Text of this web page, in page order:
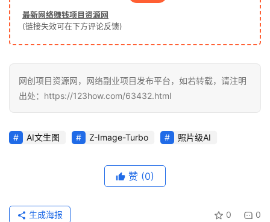
最新网络赚钱项目资源网
(链接失效可在下方评论反馈)
网创项目资源网，网络副业项目发布平台，如若转载，请注明
出处：https://123how.com/63432.html
AI文生图 Z-Image-Turbo 照片级AI
赞 (0)
0 0
生成海报